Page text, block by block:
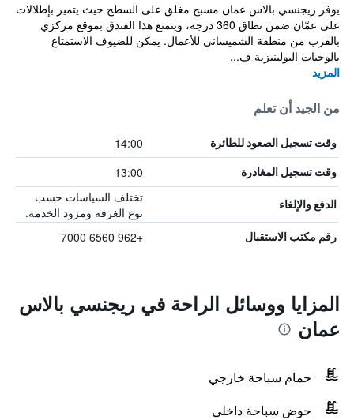
يوفر ريجنسي بالاس عمان مسبح مغلق على السطح حيث يتميز بإطلالات
على عمّان ضمن نطاق 360 درجة، ويتمتع هذا الفندق بموقع مركزي
بالقرب من منطقة الشميساني للأعمال. يمكن للضيوف الاستمتاع
بالوجبات البولينيزية ف...
المزيد
من الجيد أن تعلم
وقت تسجيل الصعود للطائرة 14:00
وقت تسجيل المغادرة 13:00
الدفع والإلغاء
تختلف السياسات حسب
نوع الغرفة ومزود الخدمة.
رقم مكتب الاستقبال +962 6560 7000
المزايا ووسائل الراحة في ريجنسي بالاس
عمان
حمام سباحة خارجي
حوض سباحة داخلي